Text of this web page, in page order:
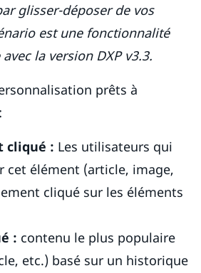
glisser-déposer de vos
est une fonctionnalité
la version DXP v3.3.
prêts à
cliqué : Les utilisateurs qui
cet élément (article, image,
cliqué sur les éléments
: contenu le plus populaire
etc.) basé sur un historique